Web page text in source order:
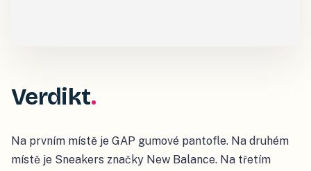
Verdikt
Na prvním místě je GAP gumové pantofle. Na druhém
místě je Sneakers značky New Balance. Na třetím